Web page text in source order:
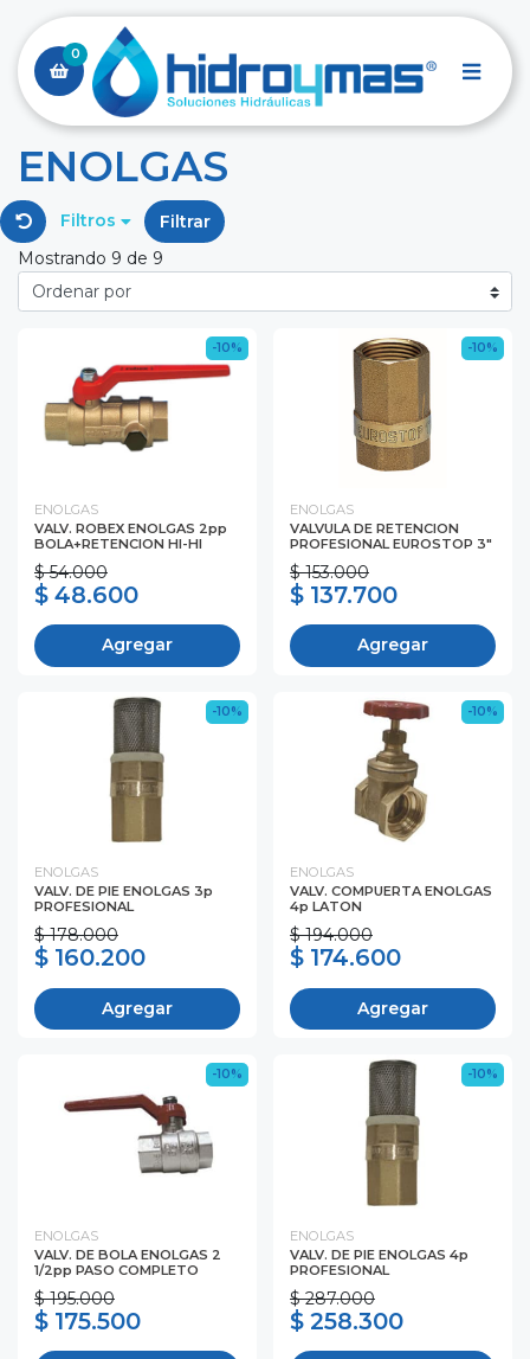
0
ENOLGAS
Filtros
Filtrar
Mostrando 9 de 9
-10%
ENOLGAS
VALV. ROBEX ENOLGAS 2pp
BOLA+RETENCION HI-HI
$ 54.000
$ 48.600
Agregar
-10%
ENOLGAS
VALVULA DE RETENCION
PROFESIONAL EUROSTOP 3"
$ 153.000
$ 137.700
Agregar
-10%
ENOLGAS
VALV. DE PIE ENOLGAS 3p
PROFESIONAL
$ 178.000
$ 160.200
Agregar
-10%
ENOLGAS
VALV. COMPUERTA ENOLGAS
4p LATON
$ 194.000
$ 174.600
Agregar
-10%
ENOLGAS
VALV. DE BOLA ENOLGAS 2
1/2pp PASO COMPLETO
$ 195.000
$ 175.500
-10%
ENOLGAS
VALV. DE PIE ENOLGAS 4p
PROFESIONAL
$ 287.000
$ 258.300